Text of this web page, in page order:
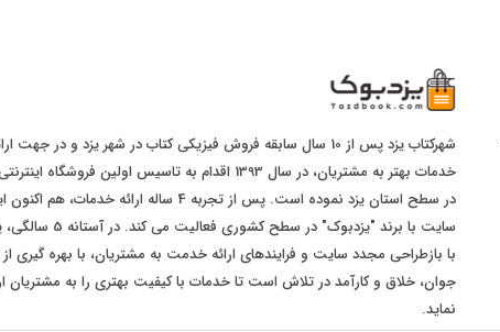
شهرکتاب یزد پس از 10 سال سابقه فروش فیزیکی کتاب در شهر یزد و در جهت
خدمات بهتر به مشتریان، در سال 1393 اقدام به تاسیس اولین فروشگاه
در سطح استان یزد نموده است. پس از تجربه 4 ساله ارائه خدمات،
سایت با برند "یزدبوک" در سطح کشوری
با بازطراحی مجدد سایت و فرایندهای ارائه خدمت به مشتریان، با بهره گیری
جوان، خلاق و کارآمد در تلاش است تا خدمات با کیفیت بهتری را به مشتریان
نماید.